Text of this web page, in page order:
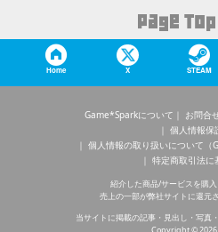
Home X STEAM
Game*Sparkについて お問合
個人情報保
個人情報の取り扱いについて（
特定商取引法に
紹介した商品/サービスを購入
売上の一部が弊社サイトに還元
当サイトに掲載の記事・見出し・写真